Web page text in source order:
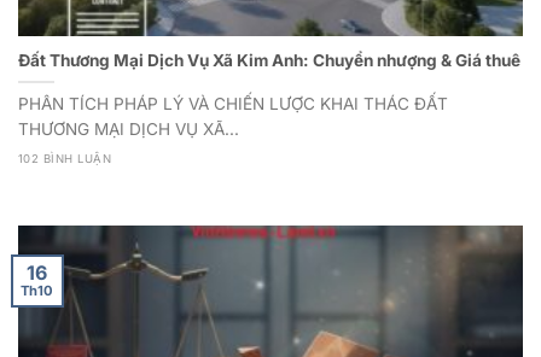
Đất Thương Mại Dịch Vụ Xã Kim Anh: Chuyển nhượng & Giá thuê
PHÂN TÍCH PHÁP LÝ VÀ CHIẾN LƯỢC KHAI THÁC ĐẤT
THƯƠNG MẠI DỊCH VỤ XÃ...
102 BÌNH LUẬN
16
Th10